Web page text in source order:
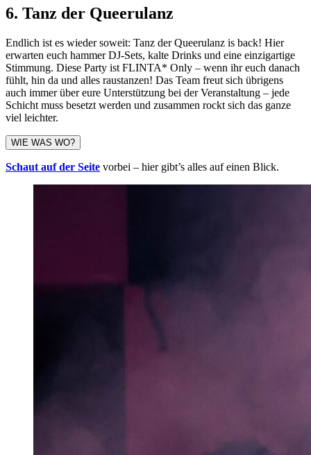
6. Tanz der Queerulanz
Endlich ist es wieder soweit: Tanz der Queerulanz is back! Hier
erwarten euch hammer DJ-Sets, kalte Drinks und eine einzigartige
Stimmung. Diese Party ist FLINTA* Only – wenn ihr euch danach
fühlt, hin da und alles raustanzen! Das Team freut sich übrigens
auch immer über eure Unterstützung bei der Veranstaltung – jede
Schicht muss besetzt werden und zusammen rockt sich das ganze
viel leichter.
WIE WAS WO?
Schaut auf der Seite vorbei – hier gibt’s alles auf einen Blick.